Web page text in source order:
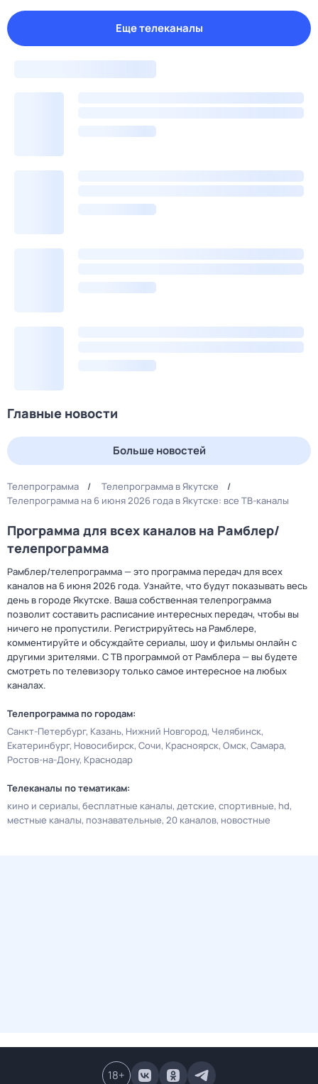
Еще телеканалы
Главные новости
Больше новостей
Телепрограмма
Телепрограмма в Якутске
Телепрограмма на 6 июня 2026 года в Якутске: все ТВ-каналы
Программа для всех каналов на Рамблер/
телепрограмма
Рамблер/телепрограмма — это программа передач для всех
каналов на 6 июня 2026 года. Узнайте, что будут показывать весь
день в городе Якутске. Ваша собственная телепрограмма
позволит составить расписание интересных передач, чтобы вы
ничего не пропустили. Регистрируйтесь на Рамблере,
комментируйте и обсуждайте сериалы, шоу и фильмы онлайн с
другими зрителями. С ТВ программой от Рамблера — вы будете
смотреть по телевизору только самое интересное на любых
каналах.
Телепрограмма по городам:
Санкт-Петербург Казань Нижний Новгород Челябинск
Екатеринбург Новосибирск Сочи Красноярск Омск Самара
Ростов-на-Дону Краснодар
Телеканалы по тематикам:
кино и сериалы бесплатные каналы детские спортивные hd
местные каналы познавательные 20 каналов новостные
18+